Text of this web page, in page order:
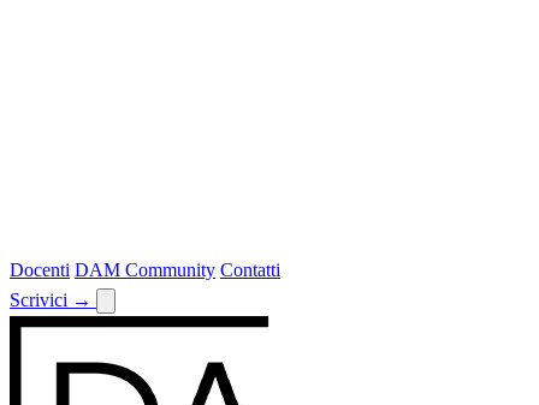
Docenti DAM Community Contatti
Scrivici →